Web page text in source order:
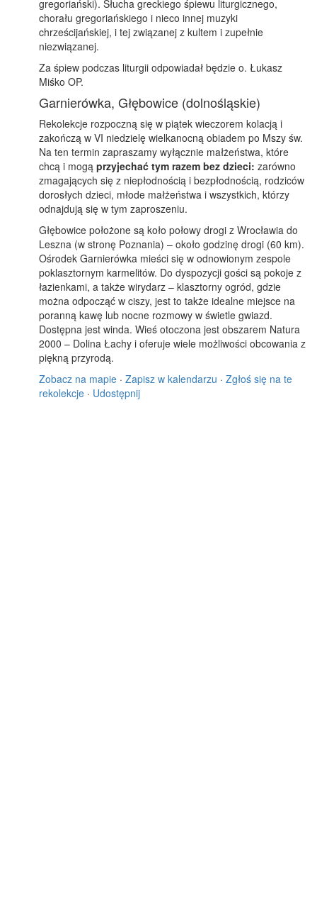
gregoriański). Słucha greckiego śpiewu liturgicznego,
chorału gregoriańskiego i nieco innej muzyki
chrześcijańskiej, i tej związanej z kultem i zupełnie
niezwiązanej.
Za śpiew podczas liturgii odpowiadał będzie o. Łukasz
Miśko OP.
Garnierówka, Głębowice (dolnośląskie)
Rekolekcje rozpoczną się w piątek wieczorem kolacją i
zakończą w VI niedzielę wielkanocną obiadem po Mszy św.
Na ten termin zapraszamy wyłącznie małżeństwa, które
chcą i mogą przyjechać tym razem bez dzieci: zarówno
zmagających się z niepłodnością i bezpłodnością, rodziców
dorosłych dzieci, młode małżeństwa i wszystkich, którzy
odnajdują się w tym zaproszeniu.
Głębowice położone są koło połowy drogi z Wrocławia do
Leszna (w stronę Poznania) – około godzinę drogi (60 km).
Ośrodek Garnierówka mieści się w odnowionym zespole
poklasztornym karmelitów. Do dyspozycji gości są pokoje z
łazienkami, a także wirydarz – klasztorny ogród, gdzie
można odpocząć w ciszy, jest to także idealne miejsce na
poranną kawę lub nocne rozmowy w świetle gwiazd.
Dostępna jest winda. Wieś otoczona jest obszarem Natura
2000 – Dolina Łachy i oferuje wiele możliwości obcowania z
piękną przyrodą.
Zobacz na mapie · Zapisz w kalendarzu · Zgłoś się na te
rekolekcje · Udostępnij